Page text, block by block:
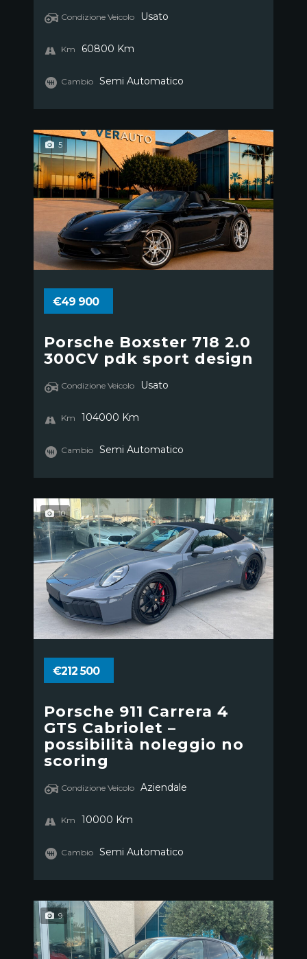
Condizione Veicolo Usato
Km 60800 Km
Cambio Semi Automatico
5
€49 900
Porsche Boxster 718 2.0
300CV pdk sport design
Condizione Veicolo Usato
Km 104000 Km
Cambio Semi Automatico
10
€212 500
Porsche 911 Carrera 4
GTS Cabriolet –
possibilità noleggio no
scoring
Condizione Veicolo Aziendale
Km 10000 Km
Cambio Semi Automatico
9